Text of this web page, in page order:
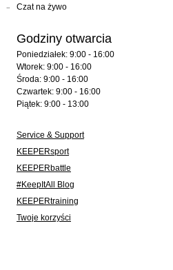
Czat na żywo
Godziny otwarcia
Poniedziałek: 9:00 - 16:00
Wtorek: 9:00 - 16:00
Środa: 9:00 - 16:00
Czwartek: 9:00 - 16:00
Piątek: 9:00 - 13:00
Service & Support
KEEPERsport
KEEPERbattle
#KeepItAll Blog
KEEPERtraining
Twoje korzyści